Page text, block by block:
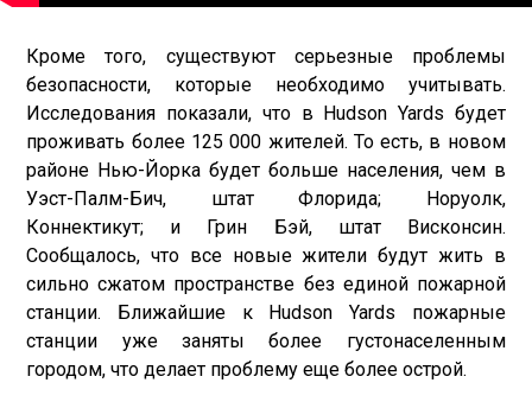
Кроме того, существуют серьезные проблемы
безопасности, которые необходимо учитывать.
Исследования показали, что в Hudson Yards будет
проживать более 125 000 жителей. То есть, в новом
районе Нью-Йорка будет больше населения, чем в
Уэст-Палм-Бич, штат Флорида; Норуолк,
Коннектикут; и Грин Бэй, штат Висконсин.
Сообщалось, что все новые жители будут жить в
сильно сжатом пространстве без единой пожарной
станции. Ближайшие к Hudson Yards пожарные
станции уже заняты более густонаселенным
городом, что делает проблему еще более острой.